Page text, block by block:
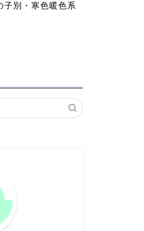
子別・寒色暖色系